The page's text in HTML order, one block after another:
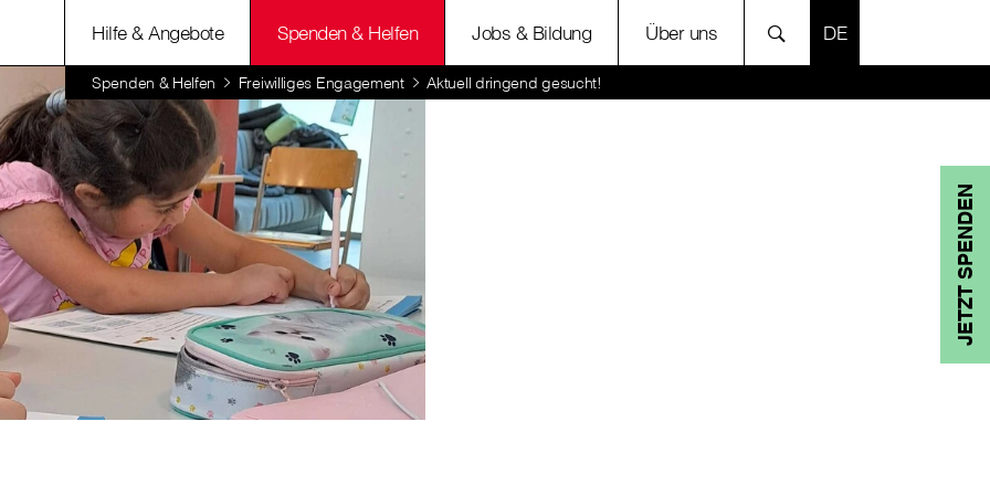
Hilfe & Angebote Spenden & Helfen Jobs & Bildung Über uns SPRACHE
Spenden & Helfen Freiwilliges Engagement Aktuell dringend gesucht!
JETZT SPENDEN